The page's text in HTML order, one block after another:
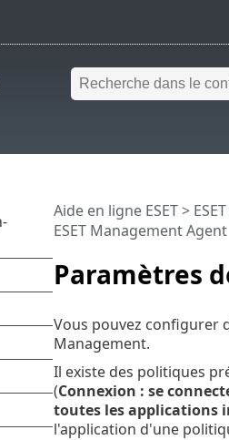
Paramètres
Aide en ligne ESET>
ESET Management Agent
Vous pouvez configurer
Management.
Il existe des politiques
(Connexion : se
toutes les applications
l'application d'une